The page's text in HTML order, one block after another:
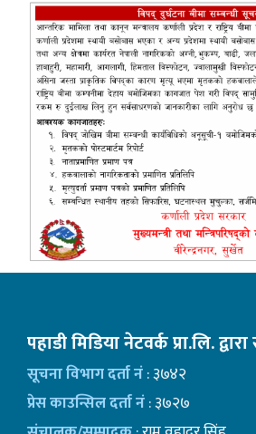
पहाडी मिडिया नेटवर्क प्रा.लि.
सूचना विभाग दर्ता नं: ३७४२
प्रेस काउन्सिल दर्ता नं: ३७२७